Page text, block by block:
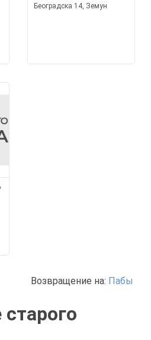
Београдска 14, Земун
Возвращение на: Пабы